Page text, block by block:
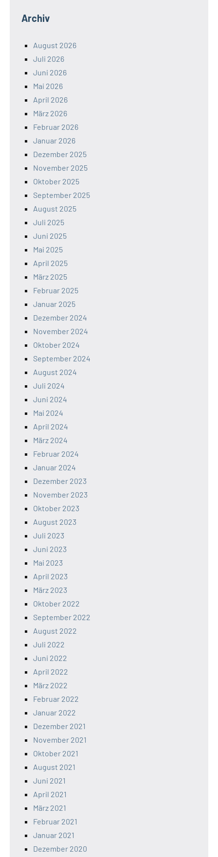
Archiv
August 2026
Juli 2026
Juni 2026
Mai 2026
April 2026
März 2026
Februar 2026
Januar 2026
Dezember 2025
November 2025
Oktober 2025
September 2025
August 2025
Juli 2025
Juni 2025
Mai 2025
April 2025
März 2025
Februar 2025
Januar 2025
Dezember 2024
November 2024
Oktober 2024
September 2024
August 2024
Juli 2024
Juni 2024
Mai 2024
April 2024
März 2024
Februar 2024
Januar 2024
Dezember 2023
November 2023
Oktober 2023
August 2023
Juli 2023
Juni 2023
Mai 2023
April 2023
März 2023
Oktober 2022
September 2022
August 2022
Juli 2022
Juni 2022
April 2022
März 2022
Februar 2022
Januar 2022
Dezember 2021
November 2021
Oktober 2021
August 2021
Juni 2021
April 2021
März 2021
Februar 2021
Januar 2021
Dezember 2020